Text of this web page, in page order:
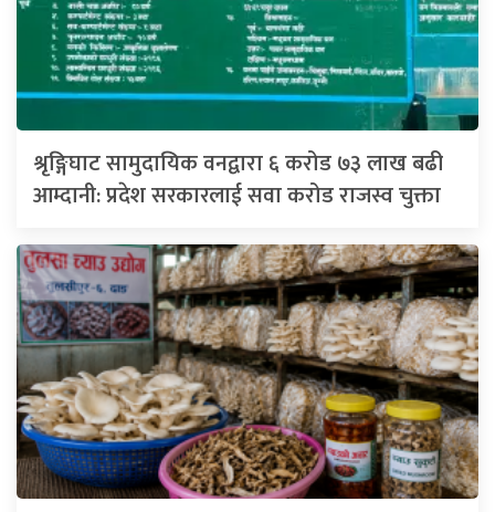
श्रृङ्गिघाट सामुदायिक वनद्वारा ६ करोड ७३ लाख बढी
आम्दानी: प्रदेश सरकारलाई सवा करोड राजस्व चुक्ता